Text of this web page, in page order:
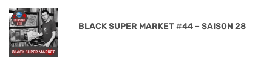
BLACK SUPER MARKET #44 – SAISON 28